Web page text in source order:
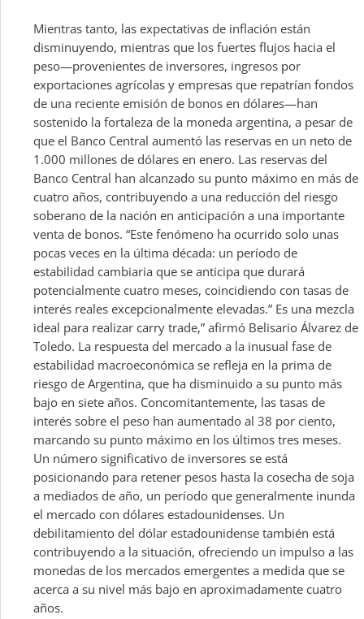
Mientras tanto, las expectativas de inflación están
disminuyendo, mientras que los fuertes flujos hacia el
peso—provenientes de inversores, ingresos por
exportaciones agrícolas y empresas que repatrían fondos
de una reciente emisión de bonos en dólares—han
sostenido la fortaleza de la moneda argentina, a pesar de
que el Banco Central aumentó las reservas en un neto de
1.000 millones de dólares en enero. Las reservas del
Banco Central han alcanzado su punto máximo en más de
cuatro años, contribuyendo a una reducción del riesgo
soberano de la nación en anticipación a una importante
venta de bonos. “Este fenómeno ha ocurrido solo unas
pocas veces en la última década: un período de
estabilidad cambiaria que se anticipa que durará
potencialmente cuatro meses, coincidiendo con tasas de
interés reales excepcionalmente elevadas.” Es una mezcla
ideal para realizar carry trade,” afirmó Belisario Álvarez de
Toledo. La respuesta del mercado a la inusual fase de
estabilidad macroeconómica se refleja en la prima de
riesgo de Argentina, que ha disminuido a su punto más
bajo en siete años. Concomitantemente, las tasas de
interés sobre el peso han aumentado al 38 por ciento,
marcando su punto máximo en los últimos tres meses.
Un número significativo de inversores se está
posicionando para retener pesos hasta la cosecha de soja
a mediados de año, un período que generalmente inunda
el mercado con dólares estadounidenses. Un
debilitamiento del dólar estadounidense también está
contribuyendo a la situación, ofreciendo un impulso a las
monedas de los mercados emergentes a medida que se
acerca a su nivel más bajo en aproximadamente cuatro
años.